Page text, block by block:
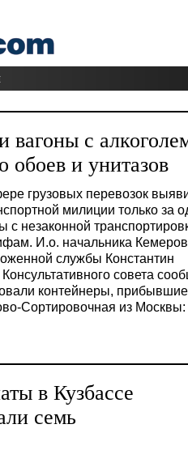
вагоны с
обоев и унитазов
грузовых перевозок
милиции только за
с незаконной
И.о. начальника
службы Константин
совета
контейнеры,
Сортировочная из
в Кузбассе
семь